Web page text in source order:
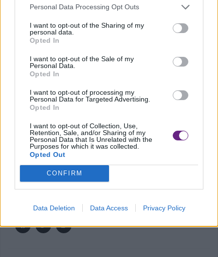
Personal Data Processing Opt Outs
I want to opt-out of the Sharing of my
personal data.
Opted In
I want to opt-out of the Sale of my
Personal Data.
Opted In
I want to opt-out of processing my
Personal Data for Targeted Advertising.
Opted In
I want to opt-out of Collection, Use,
Retention, Sale, and/or Sharing of my
Personal Data that Is Unrelated with the
Purposes for which it was collected.
Opted Out
CONFIRM
Data Deletion Data Access Privacy Policy
confronto, da sempre, sono il simbolo della democrazia
stessa ed insicura. E l’imbrattamento realizzato nelle
campagna elettorale è e sarà all’insegna della lealtà e del
rispetto della libertà di espressione, valori che ci
contraddistinguono e che, evidentemente invece, per
qualcuno, vanno sporcati con un pennarello indelebile. Se
qualcuno pensa di fermarci, sappia che non ci fermeremo.
Con Gianni Cenni sindaco, Prato tornerà sicura e curata”.